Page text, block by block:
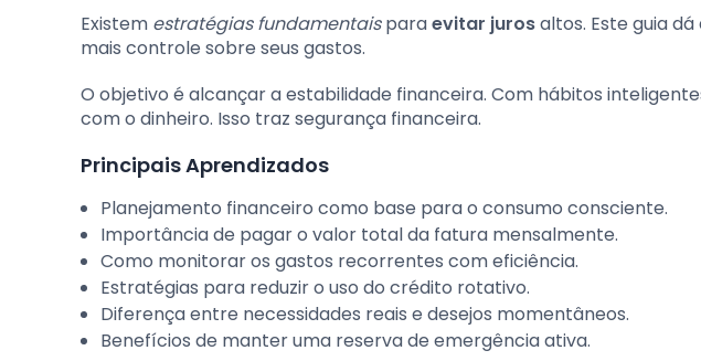
Existem estratégias fundamentaisparaevitar jurosaltos. Este guia
mais controle sobre seus gastos.
O objetivo é alcançar a estabilidade financeira. Com hábitos
com o dinheiro. Isso traz segurança financeira.
Principais Aprendizados
Planejamento financeiro como base para o consumo consciente.
Importância de pagar o valor total da fatura mensalmente.
Como monitorar os gastos recorrentes com eficiência.
Estratégias para reduzir o uso do crédito rotativo.
Diferença entre necessidades reais e desejos momentâneos.
Benefícios de manter uma reserva de emergência ativa.